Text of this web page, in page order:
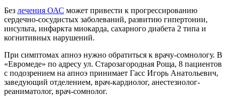
Без лечения ОАС может привести к прогрессированию
сердечно-сосудистых заболеваний, развитию гипертонии,
инсульта, инфаркта миокарда, сахарного диабета 2 типа и
когнитивных нарушений.
При симптомах апноэ нужно обратиться к врачу-сомнологу. В
«Евромеде» по адресу ул. Старозагородная Роща, 8 пациентов
с подозрением на апноэ принимает Гасс Игорь Анатольевич,
заведующий отделением, врач-кардиолог, анестезиолог-
реаниматолог, врач-сомнолог.